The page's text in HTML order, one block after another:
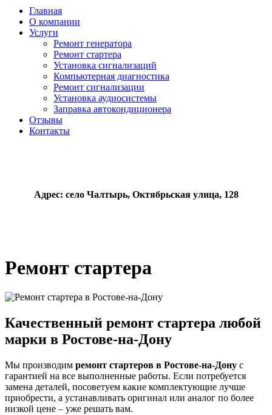
Главная
О компании
Услуги
Ремонт генератора
Ремонт стартера
Установка сигнализаций
Компьютерная диагностика
Ремонт сигнализации
Установка аудиосистемы
Заправка автокондиционера
Отзывы
Контакты
Адрес: село Чалтырь, Октябрьская улица, 128
Ремонт стартера
Качественный ремонт стартера любой
марки в Ростове-на-Дону
Мы производим ремонт стартеров в Ростове-на-Дону с
гарантией на все выполненные работы. Если потребуется
замена деталей, посоветуем какие комплектующие лучше
приобрести, а устанавливать оригинал или аналог по более
низкой цене – уже решать вам.